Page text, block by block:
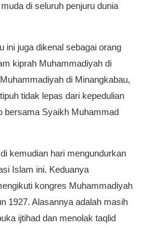
di seluruh penjuru dunia
ini juga dikenal sebagai orang
kiprah Muhammadiyah di
di Minangkabau,
tidak lepas dari kepedulian
bersama Syaikh Muhammad
kemudian hari mengundurkan
Islam ini. Keduanya
kongres Muhammadiyah
1927. Alasannya adalah masih
ijtihad dan menolak taqlid